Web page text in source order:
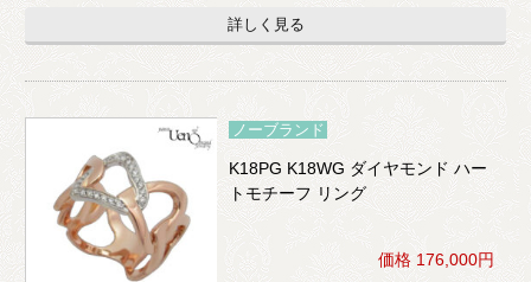
詳しく見る
ノーブランド
K18PG K18WG ダイヤモンド ハー
トモチーフ リング
価格 176,000円